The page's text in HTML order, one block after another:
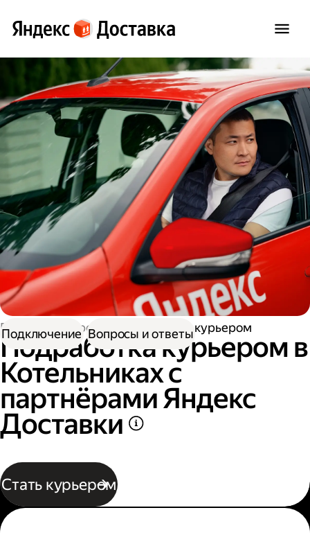
Работа курьером Подработка курьером
Подработка курьером в
Котельниках с
партнёрами Яндекс
Доставки
Стать курьером
Подключение Вопросы и ответы